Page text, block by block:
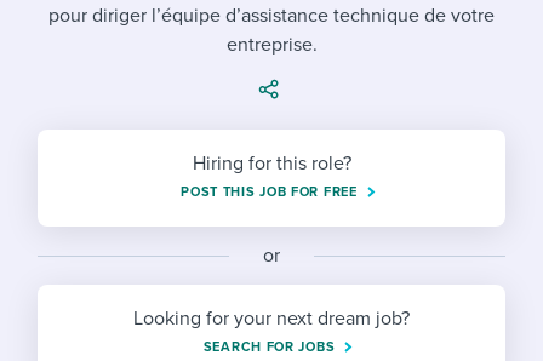
Evaluating candidates
Working together with others
Maintaining hiring pipelines
Developing & retaining people
Ensuring compliance
Finding and attracting people
Establishing an employer brand
Job description templates
Policy templates
Onboarding checklists
Step-by-step tutorials
Free ebooks & reports
HR terms
I WANT TO LEARN ABOUT...
Pay & benefits
Career development
Modern working life
Overall career resources
Workable customer stories
Explore Workable
Request a demo
Start a free trial
pour diriger l’équipe d’assistance technique de votre
entreprise.
Hiring for this role?
POST THIS JOB FOR FREE
or
Looking for your next dream job?
SEARCH FOR JOBS